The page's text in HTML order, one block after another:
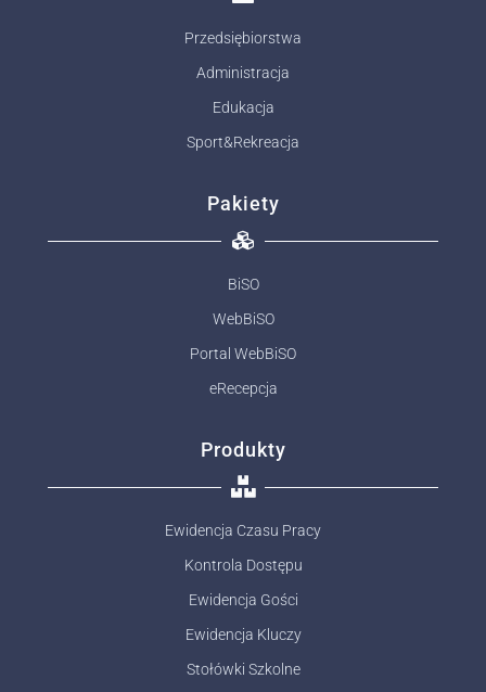
Przedsiębiorstwa
Administracja
Edukacja
Sport&Rekreacja
Pakiety
BiSO
WebBiSO
Portal WebBiSO
eRecepcja
Produkty
Ewidencja Czasu Pracy
Kontrola Dostępu
Ewidencja Gości
Ewidencja Kluczy
Stołówki Szkolne